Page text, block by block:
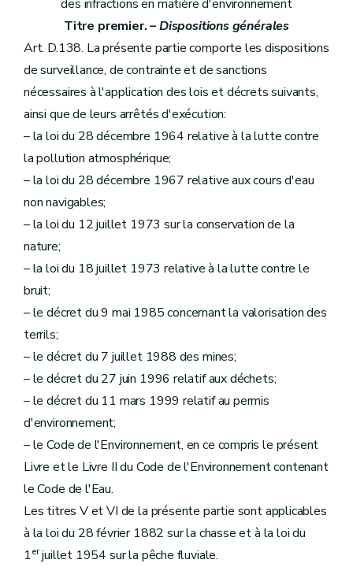
des infractions en matière d'environnement
Titre premier. –Dispositions générales
Art. D.138. La présente partie comporte les dispositions
de surveillance, de contrainte et de sanctions
nécessaires à l'application des lois et décrets suivants,
ainsi que de leurs arrêtés d'exécution:
– la loi du 28 décembre 1964 relative à la lutte contre
la pollution atmosphérique;
– la loi du 28 décembre 1967 relative aux cours d'eau
non navigables;
– la loi du 12 juillet 1973 sur la conservation de la
nature;
– la loi du 18 juillet 1973 relative à la lutte contre le
bruit;
– le décret du 9 mai 1985 concernant la valorisation des
terrils;
– le décret du 7 juillet 1988 des mines;
– le décret du 27 juin 1996 relatif aux déchets;
– le décret du 11 mars 1999 relatif au permis
d'environnement;
– le Code de l'Environnement, en ce compris le présent
Livre et le Livre II du Code de l'Environnement contenant
le Code de l'Eau.
Les titres V et VI de la présente partie sont applicables
à la loi du 28 février 1882 sur la chasse et à la loi du
1erjuillet 1954 sur la pêche fluviale.